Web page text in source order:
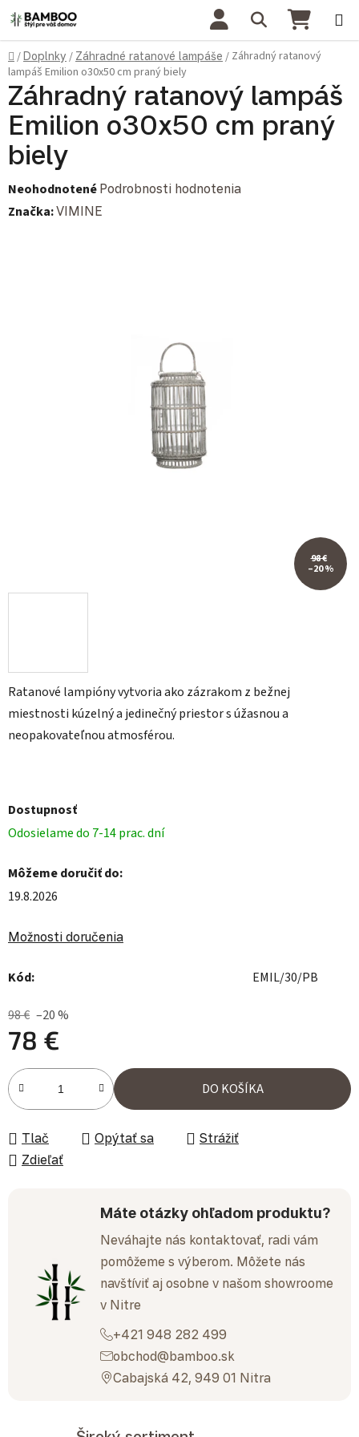
Prejsť na obsah Hľadať
Domov
/Doplnky / Záhradné ratanové lampáše / Záhradný ratanový
lampáš Emilion o30x50 cm praný biely
Ratanové lampióny vytvoria ako zázrakom z bežnej
miestnosti kúzelný a jedinečný priestor s úžasnou a
neopakovateľnou atmosférou.
Dostupnosť
Odosielame do 7-14 prac. dní
Môžeme doručiť do:
19.8.2026
Možnosti doručenia
Kód: EMIL/30/PB
98 € –20 %
78 €
Jednotková cena:
DO KOŠÍKA
Tlač Opýtať sa
Strážiť
Zdieľať
Máte otázky ohľadom produktu?
Neváhajte nás kontaktovať, radi vám
pomôžeme s výberom. Môžete nás
navštíviť aj osobne v našom showroome
v Nitre
+421 948 282 499
obchod@bamboo.sk
Cabajská 42, 949 01 Nitra
Záhradný ratanový lampáš
Emilion o30x50 cm praný
biely
Priemerné hodnotenie produktu je 0,0 z 5 hviezdičiek.
Neohodnotené Podrobnosti hodnotenia
Značka:VIMINE
98 €
–20 %